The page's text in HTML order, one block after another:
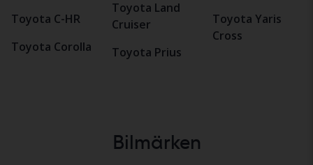
Toyota C-HR
Toyota Corolla
Toyota Land
Cruiser
Toyota Prius
Toyota Yaris
Cross
Bilmärken